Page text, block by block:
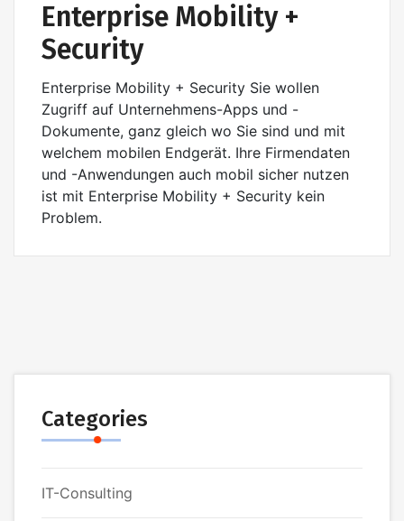
Enterprise Mobility +
Security
Enterprise Mobility + Security Sie wollen
Zugriff auf Unternehmens-Apps und -
Dokumente, ganz gleich wo Sie sind und mit
welchem mobilen Endgerät. Ihre Firmendaten
und -Anwendungen auch mobil sicher nutzen
ist mit Enterprise Mobility + Security kein
Problem.
Categories
IT-Consulting